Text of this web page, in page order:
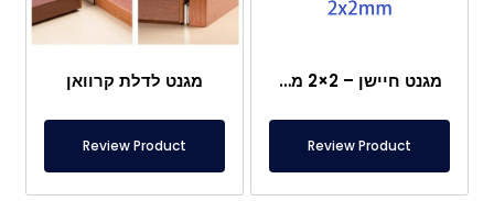
מגנט חיישן – 2×2 מ"מ
Review Product
מגנט לדלת קרוואן
Review Product